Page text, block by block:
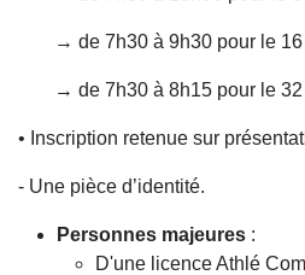
→ de 7h30 à 9h30 pour le
→ de 7h30 à 8h15 pour le
• Inscription retenue sur
- Une pièce d’identité.
Personnes majeures :
D'une licence Athlé